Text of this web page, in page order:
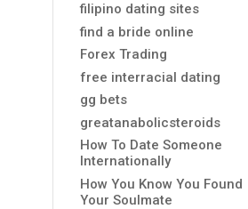
filipino dating sites
find a bride online
Forex Trading
free interracial dating
gg bets
greatanabolicsteroids
How To Date Someone
Internationally
How You Know You Found
Your Soulmate